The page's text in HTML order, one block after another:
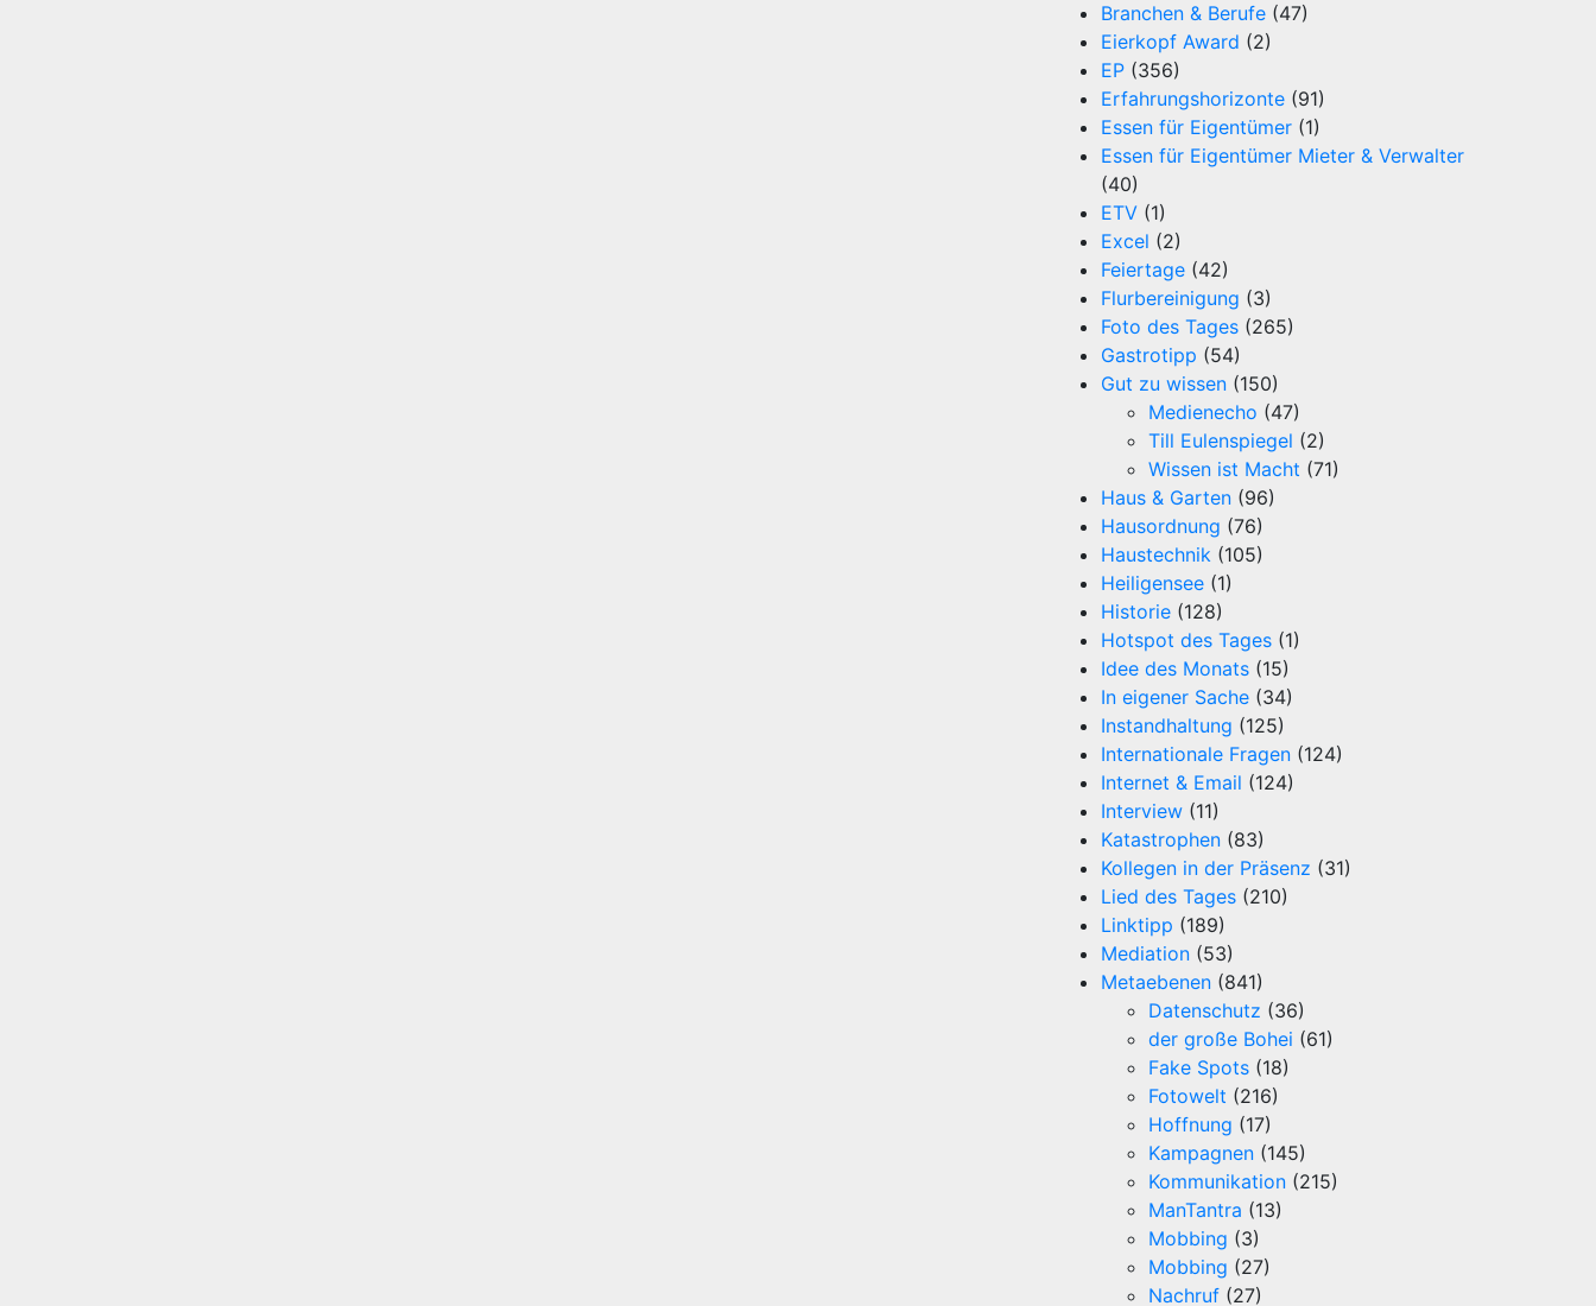
Branchen & Berufe (47)
Eierkopf Award (2)
EP (356)
Erfahrungshorizonte (91)
Essen für Eigentümer (1)
Essen für Eigentümer Mieter & Verwalter
(40)
ETV (1)
Excel (2)
Feiertage (42)
Flurbereinigung (3)
Foto des Tages (265)
Gastrotipp (54)
Gut zu wissen (150)
Medienecho (47)
Till Eulenspiegel (2)
Wissen ist Macht (71)
Haus & Garten (96)
Hausordnung (76)
Haustechnik (105)
Heiligensee (1)
Historie (128)
Hotspot des Tages (1)
Idee des Monats (15)
In eigener Sache (34)
Instandhaltung (125)
Internationale Fragen (124)
Internet & Email (124)
Interview (11)
Katastrophen (83)
Kollegen in der Präsenz (31)
Lied des Tages (210)
Linktipp (189)
Mediation (53)
Metaebenen (841)
Datenschutz (36)
der große Bohei (61)
Fake Spots (18)
Fotowelt (216)
Hoffnung (17)
Kampagnen (145)
Kommunikation (215)
ManTantra (13)
Mobbing (3)
Mobbing (27)
Nachruf (27)